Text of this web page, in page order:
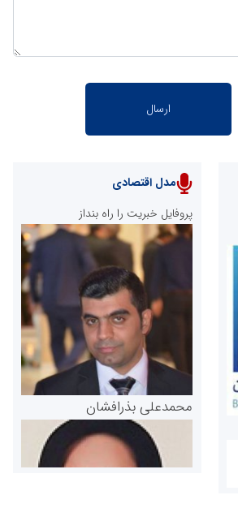
مدل اقتصادی
پروفایل خبریت را راه بنداز
محمدعلی بذرافشان